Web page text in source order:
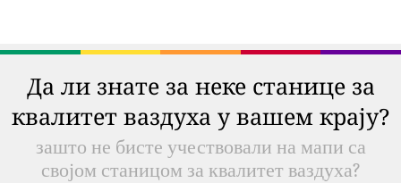
Да ли знате за неке станице за
квалитет ваздуха у вашем крају?
зашто не бисте учествовали на мапи са
својом станицом за квалитет ваздуха?